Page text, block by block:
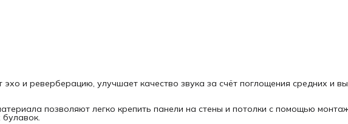
эхо и реверберацию, улучшает качество звука за счёт поглощения средних и
позволяют легко крепить панели на стены и потолки с помощью
булавок.